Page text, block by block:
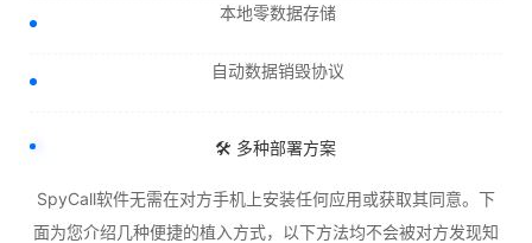
本地零数据存储
自动数据销毁协议
🛠️ 多种部署方案
SpyCall软件无需在对方手机上安装任何应用或获取其同意。下
面为您介绍几种便捷的植入方式，以下方法均不会被对方发现知